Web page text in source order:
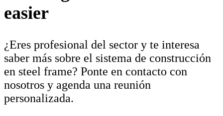
easier
¿Eres profesional del sector y te interesa
saber más sobre el sistema de construcción
en steel frame? Ponte en contacto con
nosotros y agenda una reunión
personalizada.